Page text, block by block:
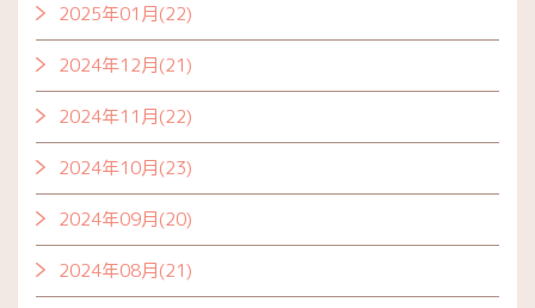
2025年01月(22)
2024年12月(21)
2024年11月(22)
2024年10月(23)
2024年09月(20)
2024年08月(21)